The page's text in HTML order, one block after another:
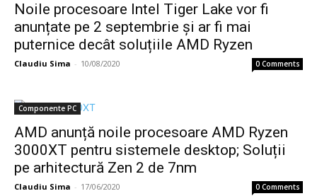
Noile procesoare Intel Tiger Lake vor fi
anunțate pe 2 septembrie și ar fi mai
puternice decât soluțiile AMD Ryzen
Claudiu Sima - 10/08/2020 0 Comments
Componente PC
AMD anunță noile procesoare AMD Ryzen
3000XT pentru sistemele desktop; Soluții
pe arhitectură Zen 2 de 7nm
Claudiu Sima - 17/06/2020 0 Comments